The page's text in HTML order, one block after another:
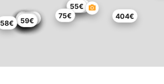
99€
173€
404€
55€
88€
58€
75€
110€
60€
102€
110€
59€
64€
29€
124€